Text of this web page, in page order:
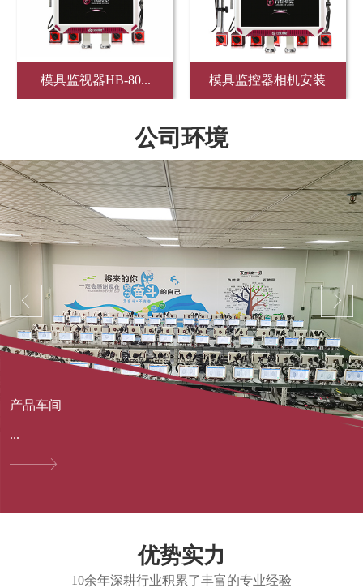
模具监视器HB-80... 模具监控器相机安装
公司环境
产品车间
...
优势实力
10余年深耕行业积累了丰富的专业经验